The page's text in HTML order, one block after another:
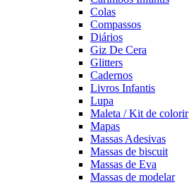
Colas
Compassos
Diários
Giz De Cera
Glitters
Cadernos
Livros Infantis
Lupa
Maleta / Kit de colorir
Mapas
Massas Adesivas
Massas de biscuit
Massas de Eva
Massas de modelar